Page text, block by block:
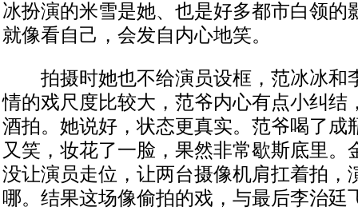
冰扮演的米雪是她、也是好多都市白领的
就像看自己，会发自内心地笑。
拍摄时她也不给演员设框，范冰冰和
情的戏尺度比较大，范爷内心有点小纠结
酒拍。她说好，状态更真实。范爷喝了成
又笑，妆花了一脸，果然非常歇斯底里。
没让演员走位，让两台摄像机肩扛着拍，
哪。结果这场像偷拍的戏，与最后李治廷